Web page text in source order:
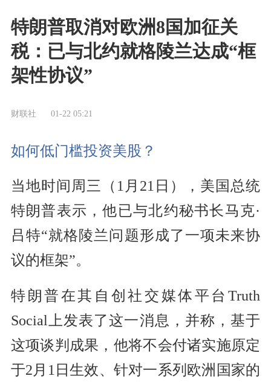
特朗普取消对欧洲8国加征关
税：已与北约就格陵兰达成“框
架性协议”
财联社 01-22 05:21
如何低门槛投资美股？
当地时间周三（1月21日），美国总统
特朗普表示，他已与北约秘书长马克·
吕特“就格陵兰问题形成了一项未来协
议的框架”。
特朗普在其自创社交媒体平台Truth
Social上发表了这一消息，并称，基于
这项谈判成果，他将不会付诸实施原定
于2月1日生效、针对一系列欧洲国家的